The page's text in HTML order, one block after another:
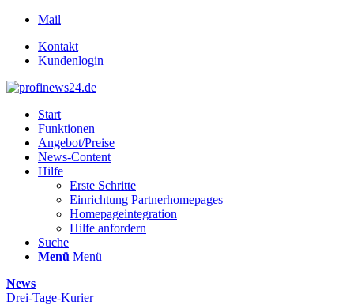
Mail
Kontakt
Kundenlogin
Start
Funktionen
Angebot/Preise
News-Content
Hilfe
Erste Schritte
Einrichtung Partnerhomepages
Homepageintegration
Hilfe anfordern
Suche
Menü Menü
News
Drei-Tage-Kurier